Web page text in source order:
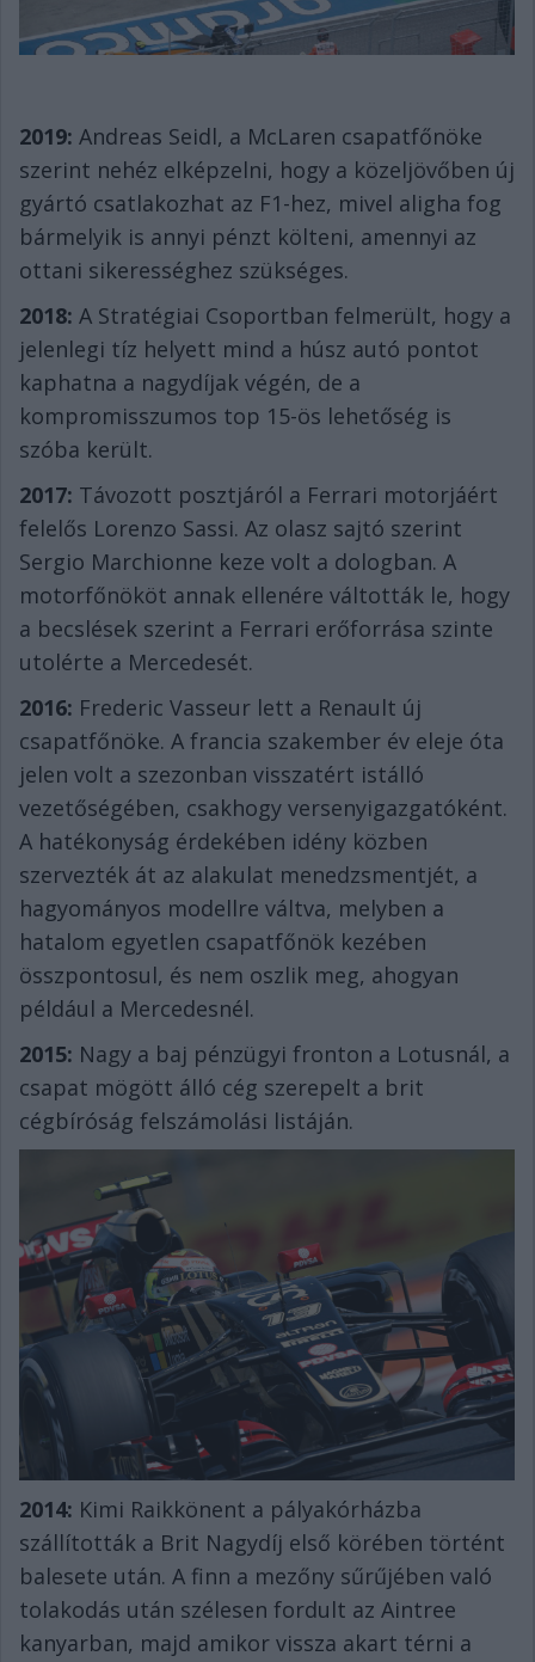
2019: Andreas Seidl, a McLaren csapatfőnöke
szerint nehéz elképzelni, hogy a közeljövőben új
gyártó csatlakozhat az F1-hez, mivel aligha fog
bármelyik is annyi pénzt költeni, amennyi az
ottani sikerességhez szükséges.
2018: A Stratégiai Csoportban felmerült, hogy a
jelenlegi tíz helyett mind a húsz autó pontot
kaphatna a nagydíjak végén, de a
kompromisszumos top 15-ös lehetőség is
szóba került.
2017: Távozott posztjáról a Ferrari motorjáért
felelős Lorenzo Sassi. Az olasz sajtó szerint
Sergio Marchionne keze volt a dologban. A
motorfőnököt annak ellenére váltották le, hogy
a becslések szerint a Ferrari erőforrása szinte
utolérte a Mercedesét.
2016: Frederic Vasseur lett a Renault új
csapatfőnöke. A francia szakember év eleje óta
jelen volt a szezonban visszatért istálló
vezetőségében, csakhogy versenyigazgatóként.
A hatékonyság érdekében idény közben
szervezték át az alakulat menedzsmentjét, a
hagyományos modellre váltva, melyben a
hatalom egyetlen csapatfőnök kezében
összpontosul, és nem oszlik meg, ahogyan
például a Mercedesnél.
2015: Nagy a baj pénzügyi fronton a Lotusnál, a
csapat mögött álló cég szerepelt a brit
cégbíróság felszámolási listáján.
2014: Kimi Raikkönent a pályakórházba
szállították a Brit Nagydíj első körében történt
balesete után. A finn a mezőny sűrűjében való
tolakodás után szélesen fordult az Aintree
kanyarban, majd amikor vissza akart térni a